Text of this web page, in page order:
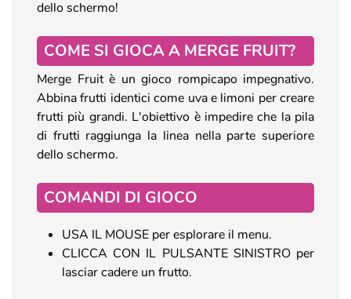
dello schermo!
COME SI GIOCA A MERGE FRUIT?
Merge Fruit è un gioco rompicapo impegnativo.
Abbina frutti identici come uva e limoni per creare
frutti più grandi. L'obiettivo è impedire che la pila
di frutti raggiunga la linea nella parte superiore
dello schermo.
COMANDI DI GIOCO
USA IL MOUSE per esplorare il menu.
CLICCA CON IL PULSANTE SINISTRO per
lasciar cadere un frutto.